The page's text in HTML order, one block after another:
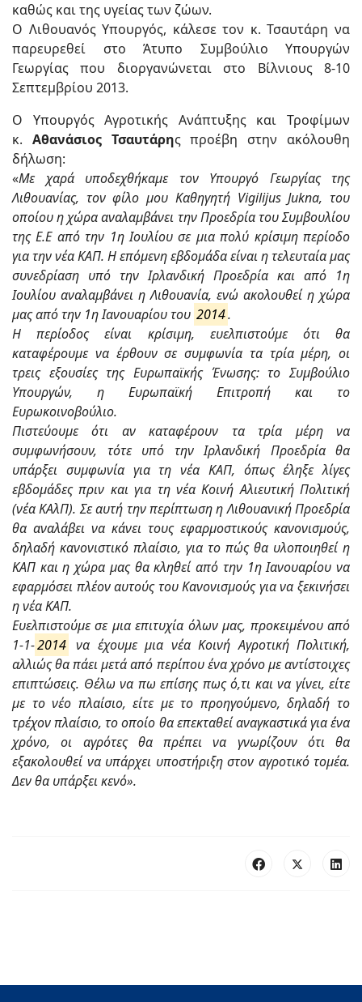
καθώς και της υγείας των ζώων.
Ο Λιθουανός Υπουργός, κάλεσε τον κ. Τσαυτάρη να
παρευρεθεί στο Άτυπο Συμβούλιο Υπουργών
Γεωργίας που διοργανώνεται στο Βίλνιους 8-10
Σεπτεμβρίου 2013.
Ο Υπουργός Αγροτικής Ανάπτυξης και Τροφίμων
κ. Αθανάσιος Τσαυτάρης προέβη στην ακόλουθη
δήλωση:
«Με χαρά υποδεχθήκαμε τον Υπουργό Γεωργίας της
Λιθουανίας, τον φίλο μου Καθηγητή Vigilijus Jukna, του
οποίου η χώρα αναλαμβάνει την Προεδρία του Συμβουλίου
της Ε.Ε από την 1η Ιουλίου σε μια πολύ κρίσιμη περίοδο
για την νέα ΚΑΠ. Η επόμενη εβδομάδα είναι η τελευταία μας
συνεδρίαση υπό την Ιρλανδική Προεδρία και από 1η
Ιουλίου αναλαμβάνει η Λιθουανία, ενώ ακολουθεί η χώρα
μας από την 1η Ιανουαρίου του 2014.
Η περίοδος είναι κρίσιμη, ευελπιστούμε ότι θα
καταφέρουμε να έρθουν σε συμφωνία τα τρία μέρη, οι
τρεις εξουσίες της Ευρωπαϊκής Ένωσης: το Συμβούλιο
Υπουργών, η Ευρωπαϊκή Επιτροπή και το
Ευρωκοινοβούλιο.
Πιστεύουμε ότι αν καταφέρουν τα τρία μέρη να
συμφωνήσουν, τότε υπό την Ιρλανδική Προεδρία θα
υπάρξει συμφωνία για τη νέα ΚΑΠ, όπως έληξε λίγες
εβδομάδες πριν και για τη νέα Κοινή Αλιευτική Πολιτική
(νέα ΚΑλΠ). Σε αυτή την περίπτωση η Λιθουανική Προεδρία
θα αναλάβει να κάνει τους εφαρμοστικούς κανονισμούς,
δηλαδή κανονιστικό πλαίσιο, για το πώς θα υλοποιηθεί η
ΚΑΠ και η χώρα μας θα κληθεί από την 1η Ιανουαρίου να
εφαρμόσει πλέον αυτούς του Κανονισμούς για να ξεκινήσει
η νέα ΚΑΠ.
Ευελπιστούμε σε μια επιτυχία όλων μας, προκειμένου από
1-1-2014 να έχουμε μια νέα Κοινή Αγροτική Πολιτική,
αλλιώς θα πάει μετά από περίπου ένα χρόνο με αντίστοιχες
επιπτώσεις. Θέλω να πω επίσης πως ό,τι και να γίνει, είτε
με το νέο πλαίσιο, είτε με το προηγούμενο, δηλαδή το
τρέχον πλαίσιο, το οποίο θα επεκταθεί αναγκαστικά για ένα
χρόνο, οι αγρότες θα πρέπει να γνωρίζουν ότι θα
εξακολουθεί να υπάρχει υποστήριξη στον αγροτικό τομέα.
Δεν θα υπάρξει κενό».